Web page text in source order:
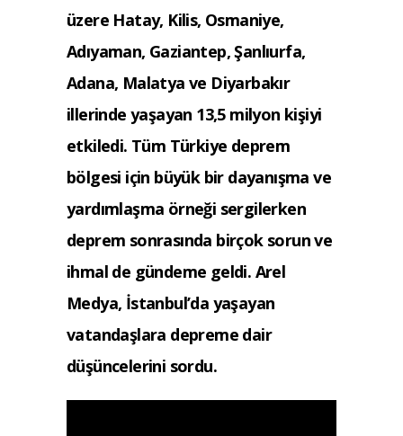
üzere Hatay, Kilis, Osmaniye,
Adıyaman, Gaziantep, Şanlıurfa,
Adana, Malatya ve Diyarbakır
illerinde yaşayan 13,5 milyon kişiyi
etkiledi. Tüm Türkiye deprem
bölgesi için büyük bir dayanışma ve
yardımlaşma örneği sergilerken
deprem sonrasında birçok sorun ve
ihmal de gündeme geldi. Arel
Medya, İstanbul’da yaşayan
vatandaşlara depreme dair
düşüncelerini sordu.